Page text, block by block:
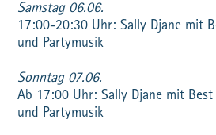
Samstag 06.06.
17:00-20:30 Uhr: Sally Djane mit
und Partymusik
Sonntag 07.06.
Ab 17:00 Uhr: Sally Djane mit
und Partymusik